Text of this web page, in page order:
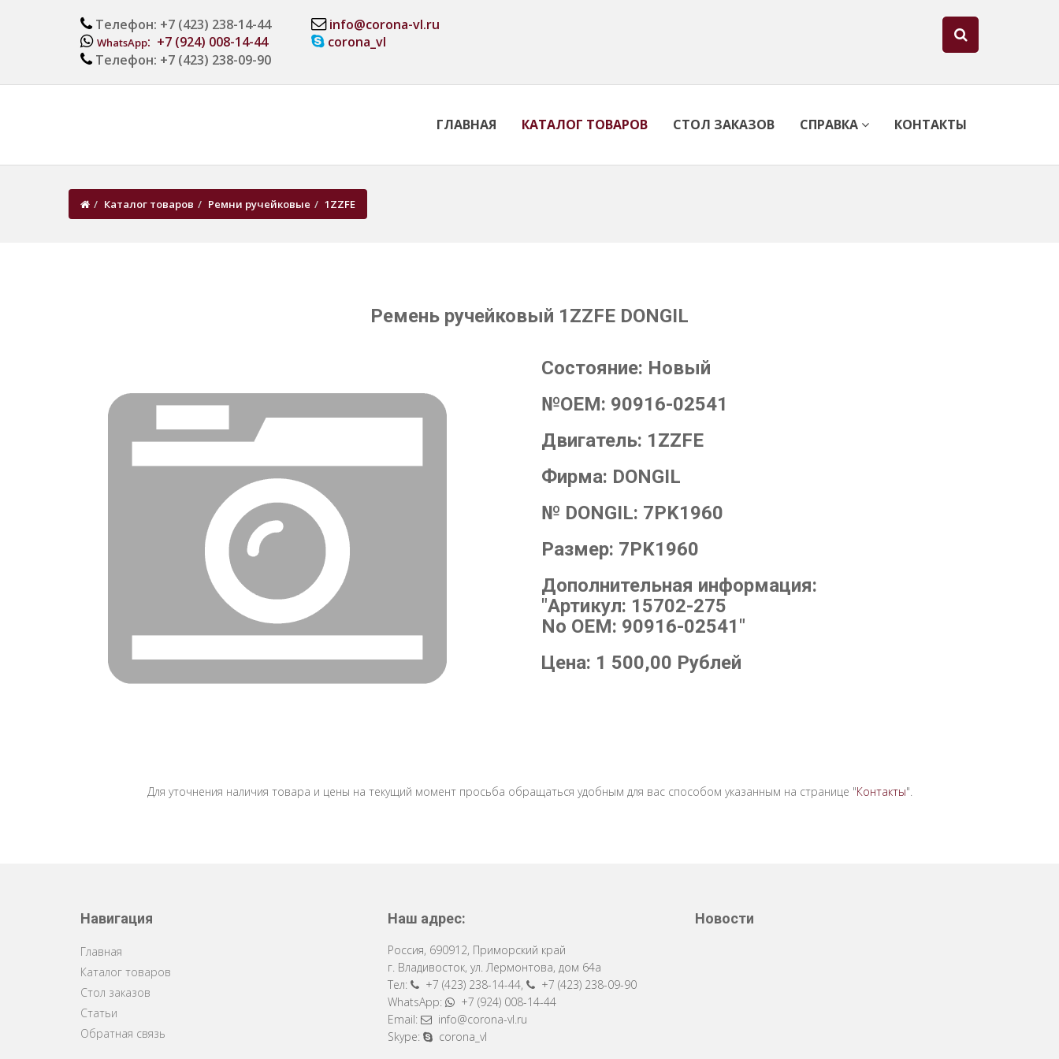
Телефон: +7 (423) 238-14-44
WhatsApp: +7 (924) 008-14-44
Телефон: +7 (423) 238-09-90
info@corona-vl.ru
corona_vl
ГЛАВНАЯ КАТАЛОГ ТОВАРОВ СТОЛ ЗАКАЗОВ СПРАВКА КОНТАКТЫ
Каталог товаров Ремни ручейковые 1ZZFE
Ремень ручейковый 1ZZFE DONGIL
Состояние: Новый
№OEM: 90916-02541
Двигатель: 1ZZFE
Фирма: DONGIL
№ DONGIL: 7PK1960
Размер: 7PK1960
Дополнительная информация:
"Артикул: 15702-275
No OEM: 90916-02541"
Цена: 1 500,00 Рублей
Для уточнения наличия товара и цены на текущий момент просьба обращаться удобным для вас способом указанным на странице "Контакты".
Навигация
Главная
Каталог товаров
Стол заказов
Статьи
Обратная связь
Наш адрес:
Россия, 690912, Приморский край
г. Владивосток, ул. Лермонтова, дом 64a
Тел:
+7 (423) 238-14-44,
+7 (423) 238-09-90
WhatsApp:
+7 (924) 008-14-44
Email:
info@corona-vl.ru
Skype:
corona_vl
Новости